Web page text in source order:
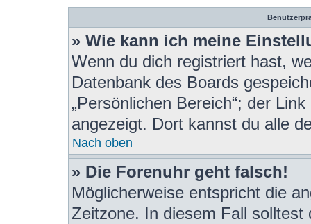
» Wie kann ich meine
Wenn du dich registriert hast,
Datenbank des Boards
„Persönlichen Bereich“; der
angezeigt. Dort kannst du alle
Nach oben
» Die Forenuhr geht falsch!
Möglicherweise entspricht die
Zeitzone. In diesem Fall solltest